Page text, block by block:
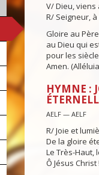
V/ Dieu, viens
R/ Seigneur,
Gloire au
au Dieu qui
pour les
Amen.
HYMNE :
AELF — AELF
R/ Joie et
De la gloire
Le Très-Haut,
Ô Jésus Christ !